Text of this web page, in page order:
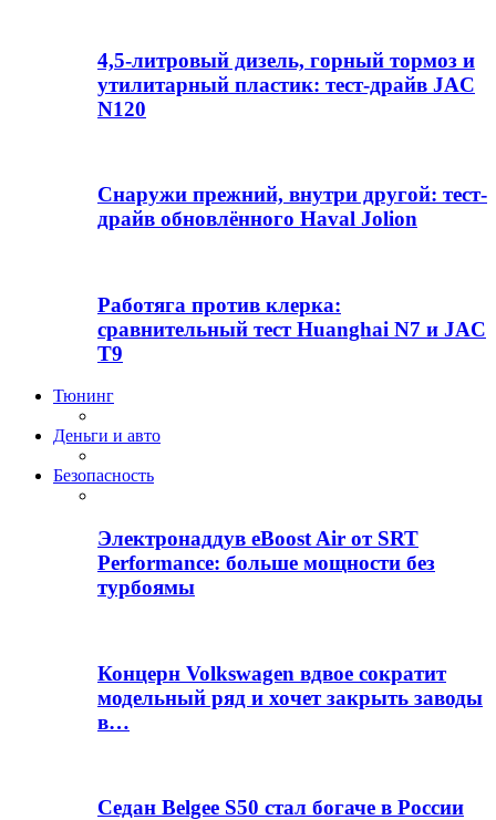
4,5-литровый дизель, горный тормоз и
утилитарный пластик: тест-драйв JAC
N120
Снаружи прежний, внутри другой: тест-
драйв обновлённого Haval Jolion
Работяга против клерка:
сравнительный тест Huanghai N7 и JAC
T9
Тюнинг
Деньги и авто
Безопасность
Электронаддув eBoost Air от SRT
Performance: больше мощности без
турбоямы
Концерн Volkswagen вдвое сократит
модельный ряд и хочет закрыть заводы
в…
Седан Belgee S50 стал богаче в России